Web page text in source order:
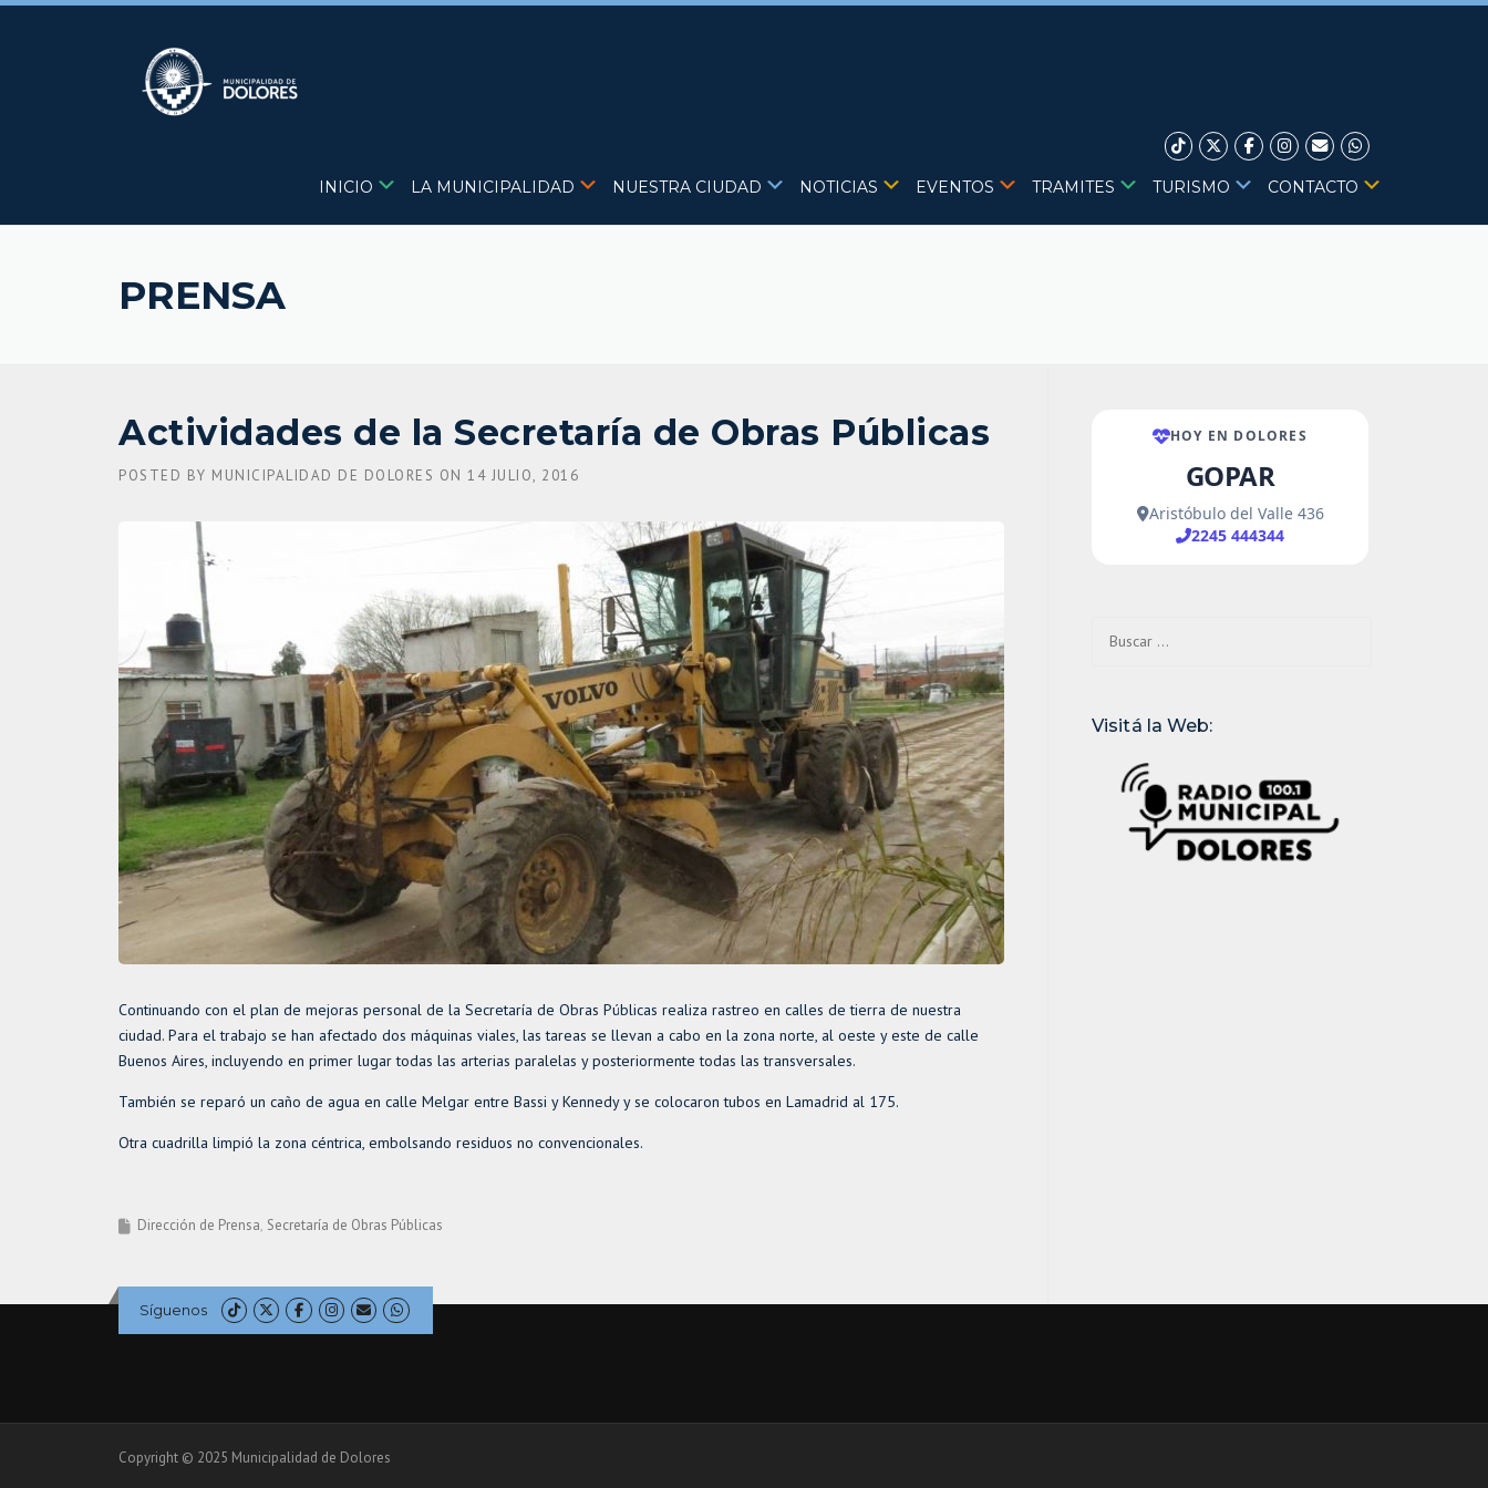
Skip
INICIO LA MUNICIPALIDAD NUESTRA CIUDAD NOTICIAS EVENTOS TRAMITES TURISMO CONTACTO
PRENSA
Actividades de la Secretaría de Obras Públicas
POSTED BY MUNICIPALIDAD DE DOLORES ON 14 JULIO, 2016
Continuando con el plan de mejoras personal de la Secretaría de Obras Públicas realiza rastreo en calles de tierra de nuestra
ciudad. Para el trabajo se han afectado dos máquinas viales, las tareas se llevan a cabo en la zona norte, al oeste y este de calle
Buenos Aires, incluyendo en primer lugar todas las arterias paralelas y posteriormente todas las transversales.
También se reparó un caño de agua en calle Melgar entre Bassi y Kennedy y se colocaron tubos en Lamadrid al 175.
Otra cuadrilla limpió la zona céntrica, embolsando residuos no convencionales.
Dirección de Prensa Secretaría de Obras Públicas
Visitá la Web:
Síguenos
Copyright © 2025 Municipalidad de Dolores